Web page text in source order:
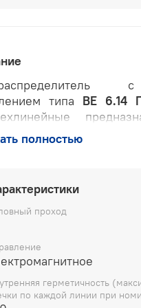
типа ВЕ 6.14
рабочих
обесточенных
включении
«А»
включении
полностью
проход
герметичность
по каждой линии при